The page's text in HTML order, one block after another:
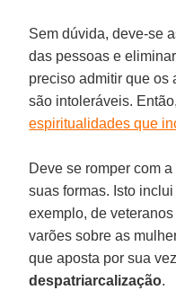
Sem dúvida, deve-se
das pessoas e
preciso admitir que os
são intoleráveis.
espiritualidades que
Deve se romper com
suas formas. Isto
exemplo, de
varões sobre as
que aposta por sua
despatriarcalização.